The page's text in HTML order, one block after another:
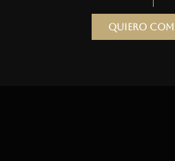
Quiero